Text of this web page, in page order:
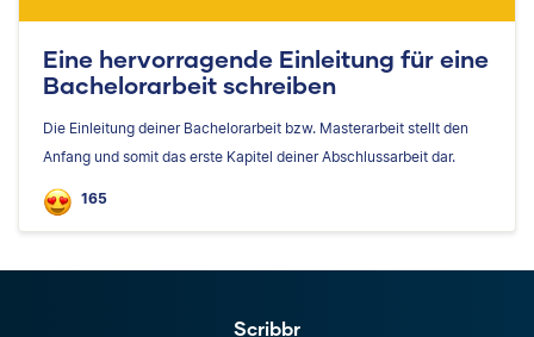
Eine hervorragende Einleitung für eine
Bachelorarbeit schreiben
Die Einleitung deiner Bachelorarbeit bzw. Masterarbeit stellt den
Anfang und somit das erste Kapitel deiner Abschlussarbeit dar.
165
Scribbr